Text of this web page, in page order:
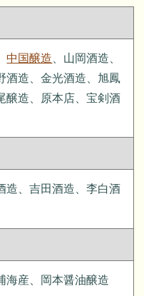
中国醸造 、山岡酒造、
酒造、金光酒造、旭鳳
醸造、原本店、宝剣酒
造、吉田酒造、李白酒
海産、岡本醤油醸造